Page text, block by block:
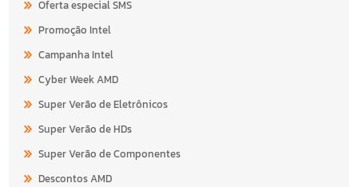
Oferta especial SMS
Promoção Intel
Campanha Intel
Cyber Week AMD
Super Verão de Eletrônicos
Super Verão de HDs
Super Verão de Componentes
Descontos AMD